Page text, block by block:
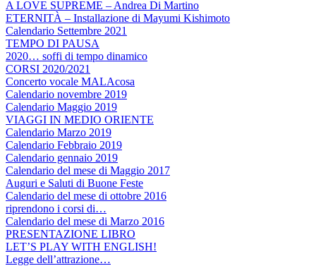
A LOVE SUPREME – Andrea Di Martino
ETERNITÀ – Installazione di Mayumi Kishimoto
Calendario Settembre 2021
TEMPO DI PAUSA
2020… soffi di tempo dinamico
CORSI 2020/2021
Concerto vocale MALAcosa
Calendario novembre 2019
Calendario Maggio 2019
VIAGGI IN MEDIO ORIENTE
Calendario Marzo 2019
Calendario Febbraio 2019
Calendario gennaio 2019
Calendario del mese di Maggio 2017
Auguri e Saluti di Buone Feste
Calendario del mese di ottobre 2016
riprendono i corsi di…
Calendario del mese di Marzo 2016
PRESENTAZIONE LIBRO
LET’S PLAY WITH ENGLISH!
Legge dell’attrazione…